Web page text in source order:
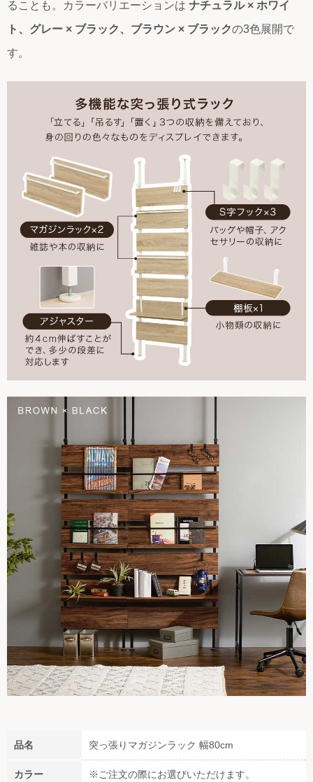
ることも。カラーバリエーションは ナチュラル × ホワイ
ト、グレー × ブラック、ブラウン × ブラックの3色展開で
す。
品名 突っ張りマガジンラック 幅80cm
カラー
※ご注文の際にお選びいただけます。